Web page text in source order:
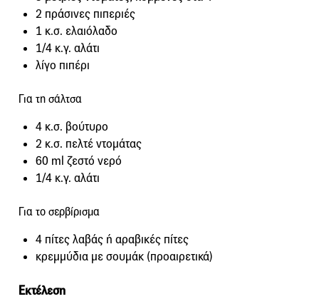
2 πράσινες πιπεριές
1 κ.σ. ελαιόλαδο
1/4 κ.γ. αλάτι
λίγο πιπέρι
Για τη σάλτσα
4 κ.σ. βούτυρο
2 κ.σ. πελτέ ντομάτας
60 ml ζεστό νερό
1/4 κ.γ. αλάτι
Για το σερβίρισμα
4 πίτες λαβάς ή αραβικές πίτες
κρεμμύδια με σουμάκ (προαιρετικά)
Εκτέλεση